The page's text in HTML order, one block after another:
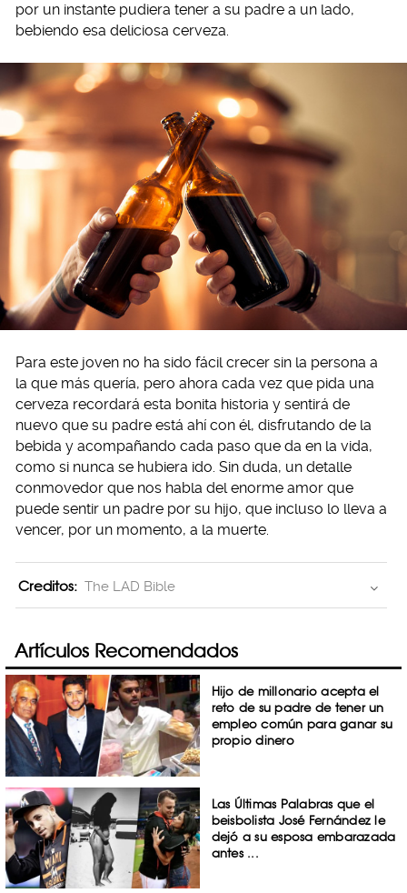
por un instante pudiera tener a su padre a un lado,
bebiendo esa deliciosa cerveza.
Para este joven no ha sido fácil crecer sin la persona a
la que más quería, pero ahora cada vez que pida una
cerveza recordará esta bonita historia y sentirá de
nuevo que su padre está ahí con él, disfrutando de la
bebida y acompañando cada paso que da en la vida,
como si nunca se hubiera ido. Sin duda, un detalle
conmovedor que nos habla del enorme amor que
puede sentir un padre por su hijo, que incluso lo lleva a
vencer, por un momento, a la muerte.
Creditos: The LAD Bible
Artículos Recomendados
Hijo de millonario acepta el
reto de su padre de tener un
empleo común para ganar su
propio dinero
Las Últimas Palabras que el
beisbolista José Fernández le
dejó a su esposa embarazada
antes ...